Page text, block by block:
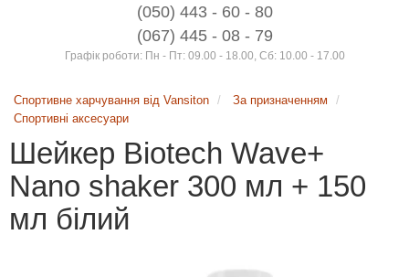
(050) 443 - 60 - 80
(067) 445 - 08 - 79
Графік роботи: Пн - Пт: 09.00 - 18.00, Сб: 10.00 - 17.00
Спортивне харчування від Vansiton
За призначенням
Спортивні аксесуари
Шейкер Biotech Wave+
Nano shaker 300 мл + 150
мл білий